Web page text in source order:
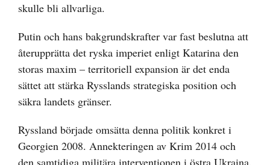
skulle bli allvarliga.
Putin och hans bakgrundskrafter var fast beslutna att
återupprätta det ryska imperiet enligt Katarina den
storas maxim – territoriell expansion är det enda
sättet att stärka Rysslands strategiska position och
säkra landets gränser.
Ryssland började omsätta denna politik konkret i
Georgien 2008. Annekteringen av Krim 2014 och